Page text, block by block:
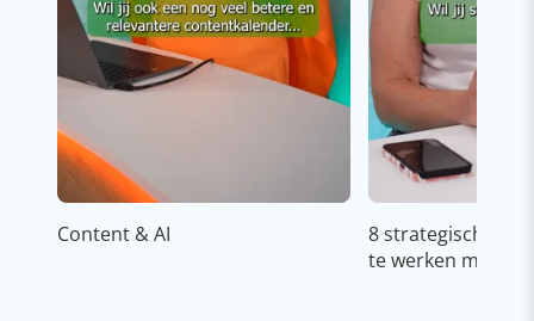
Content & AI
8 strategische
te werken met